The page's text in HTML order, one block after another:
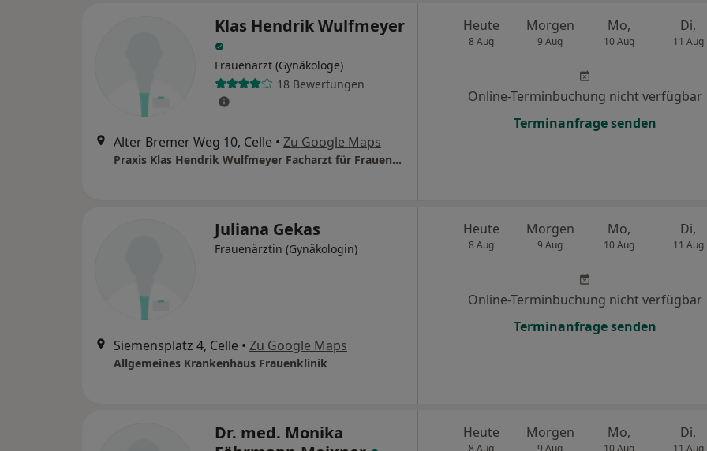
Klas Hendrik Wulfmeyer
Frauenarzt (Gynäkologe)
18 Bewertungen
Alter Bremer Weg 10, Celle • Zu Google Maps
Praxis Klas Hendrik Wulfmeyer Facharzt für Frauenheilkunde und Geburtshilfe
Heute
8 Aug
Morgen
9 Aug
Mo,
10 Aug
Di,
11 Aug
Online-Terminbuchung nicht verfügbar
Terminanfrage senden
Juliana Gekas
Frauenärztin (Gynäkologin)
Siemensplatz 4, Celle • Zu Google Maps
Allgemeines Krankenhaus Frauenklinik
Heute
8 Aug
Morgen
9 Aug
Mo,
10 Aug
Di,
11 Aug
Online-Terminbuchung nicht verfügbar
Terminanfrage senden
Dr. med. Monika
Heute Morgen Mo, Di,